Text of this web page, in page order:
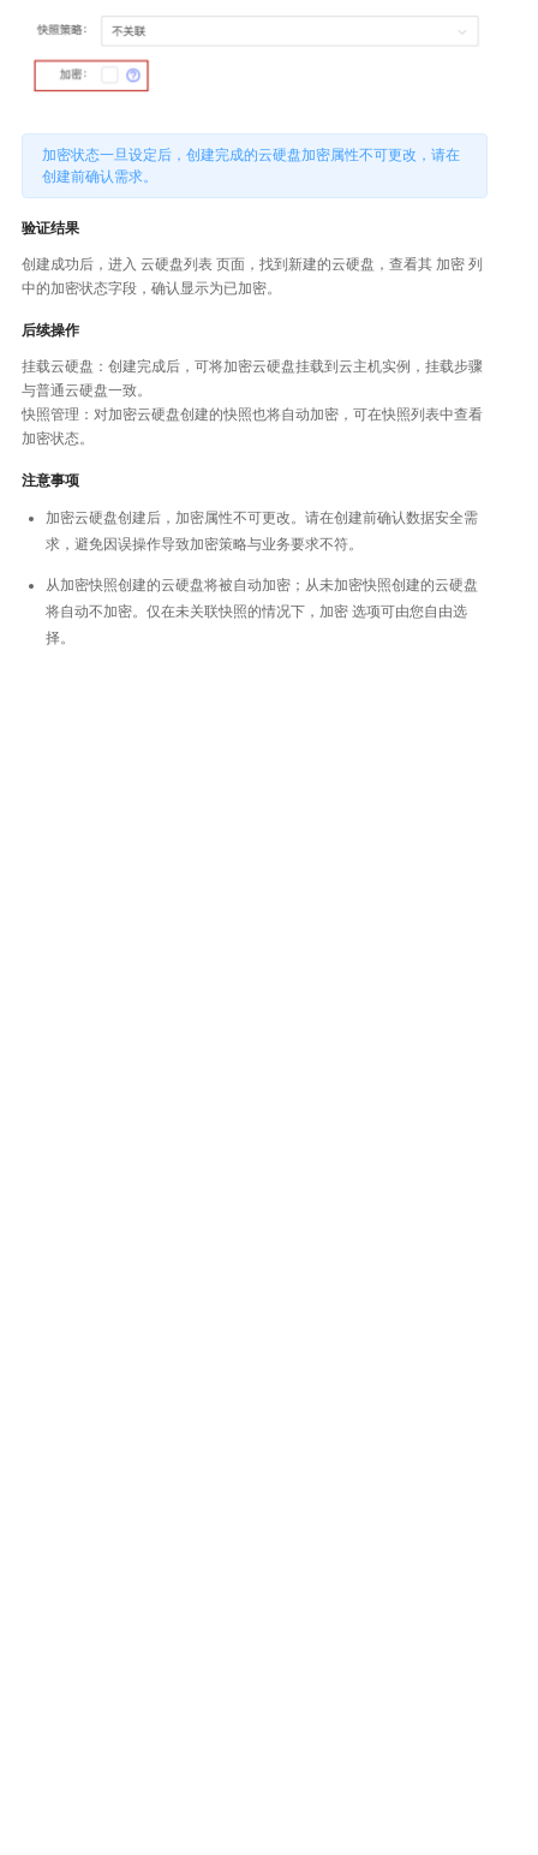
加密状态一旦设定后，创建完成的云硬盘加密属性不可更改，请在
创建前确认需求。
验证结果
创建成功后，进入 云硬盘列表 页面，找到新建的云硬盘，查看其 加密 列
中的加密状态字段，确认显示为已加密。
后续操作
挂载云硬盘：创建完成后，可将加密云硬盘挂载到云主机实例，挂载步骤
与普通云硬盘一致。
快照管理：对加密云硬盘创建的快照也将自动加密，可在快照列表中查看
加密状态。
注意事项
加密云硬盘创建后，加密属性不可更改。请在创建前确认数据安全需
求，避免因误操作导致加密策略与业务要求不符。
从加密快照创建的云硬盘将被自动加密；从未加密快照创建的云硬盘
将自动不加密。仅在未关联快照的情况下，加密 选项可由您自由选
择。